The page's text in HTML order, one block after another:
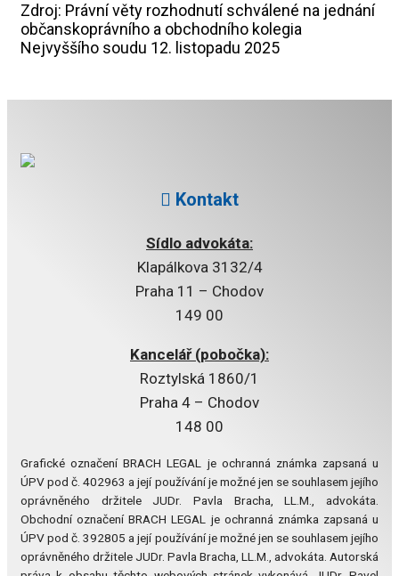
Zdroj: Právní věty rozhodnutí schválené na jednání
občanskoprávního a obchodního kolegia
Nejvyššího soudu 12. listopadu 2025
Kontakt
Sídlo advokáta:
Klapálkova 3132/4
Praha 11 – Chodov
149 00
Kancelář (pobočka):
Roztylská 1860/1
Praha 4 – Chodov
148 00
Grafické označení BRACH LEGAL je ochranná známka zapsaná u
ÚPV pod č. 402963 a její používání je možné jen se souhlasem jejího
oprávněného držitele JUDr. Pavla Bracha, LL.M., advokáta.
Obchodní označení BRACH LEGAL je ochranná známka zapsaná u
ÚPV pod č. 392805 a její používání je možné jen se souhlasem jejího
oprávněného držitele JUDr. Pavla Bracha, LL.M., advokáta. Autorská